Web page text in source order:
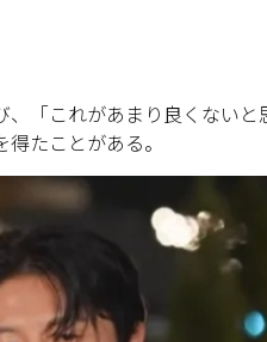
「これがあまり良くない
たことがある。